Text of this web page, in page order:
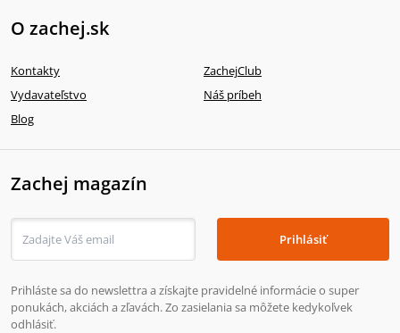
O zachej.sk
Kontakty
ZachejClub
Vydavateľstvo
Náš príbeh
Blog
Zachej magazín
Prihlásiť
Prihláste sa do newslettra a získajte pravidelné informácie o super
ponukách, akciách a zľavách. Zo zasielania sa môžete kedykoľvek
odhlásiť.